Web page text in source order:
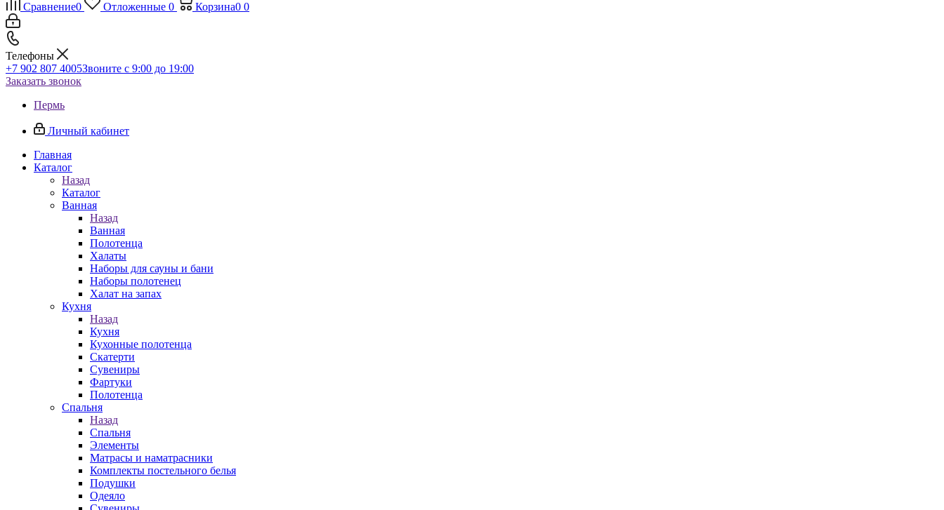
Сравнение0 Отложенные 0 Корзина0 0
Телефоны
+7 902 807 4005Звоните с 9:00 до 19:00
Заказать звонок
Пермь
Личный кабинет
Главная
Каталог
Назад
Каталог
Ванная
Назад
Ванная
Полотенца
Халаты
Наборы для сауны и бани
Наборы полотенец
Халат на запах
Кухня
Назад
Кухня
Кухонные полотенца
Скатерти
Сувениры
Фартуки
Полотенца
Спальня
Назад
Спальня
Элементы
Матрасы и наматрасники
Комплекты постельного белья
Подушки
Одеяло